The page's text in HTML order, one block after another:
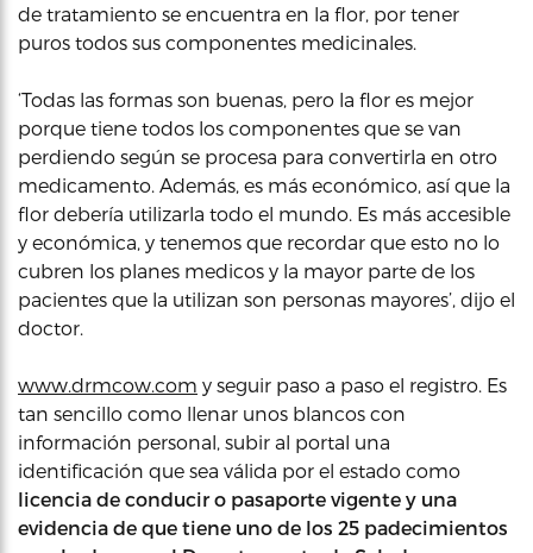
de tratamiento se encuentra en la flor, por tener
puros todos sus componentes medicinales.
‘Todas las formas son buenas, pero la flor es mejor
porque tiene todos los componentes que se van
perdiendo según se procesa para convertirla en otro
medicamento. Además, es más económico, así que la
flor debería utilizarla todo el mundo. Es más accesible
y económica, y tenemos que recordar que esto no lo
cubren los planes medicos y la mayor parte de los
pacientes que la utilizan son personas mayores’, dijo el
doctor.
www.drmcow.com y seguir paso a paso el registro. Es
tan sencillo como llenar unos blancos con
información personal, subir al portal una
identificación que sea válida por el estado como
licencia de conducir o pasaporte vigente y una
evidencia de que tiene uno de los 25 padecimientos